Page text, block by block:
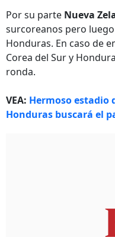
Por su parte Nueva
surcoreanos pero
Honduras. En caso de
Corea del Sur y
ronda.
VEA: Hermoso estadio
Honduras buscará el